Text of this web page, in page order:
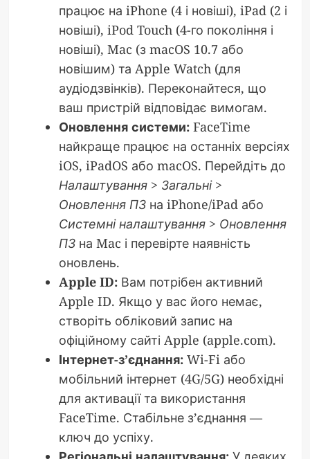
працює на iPhone (4 і новіші), iPad (2 і
новіші), iPod Touch (4-го покоління і
новіші), Mac (з macOS 10.7 або
новішим) та Apple Watch (для
аудіодзвінків). Переконайтеся, що
ваш пристрій відповідає вимогам.
Оновлення системи:FaceTime
найкраще працює на останніх версіях
iOS, iPadOS або macOS. Перейдіть до
Налаштування > Загальні >
Оновлення ПЗна iPhone/iPad або
Системні налаштування > Оновлення
ПЗна Mac і перевірте наявність
оновлень.
Apple ID:Вам потрібен активний
Apple ID. Якщо у вас його немає,
створіть обліковий запис на
офіційному сайті Apple (apple.com).
Інтернет-з’єднання:Wi-Fi або
мобільний інтернет (4G/5G) необхідні
для активації та використання
FaceTime. Стабільне з’єднання —
ключ до успіху.